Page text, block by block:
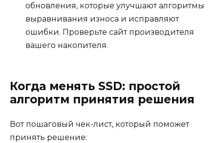
обновления, которые улучшают алгоритмы
выравнивания износа и исправляют
ошибки. Проверьте сайт производителя
вашего накопителя.
Когда менять SSD: простой
алгоритм принятия решения
Вот пошаговый чек-лист, который поможет
принять решение: